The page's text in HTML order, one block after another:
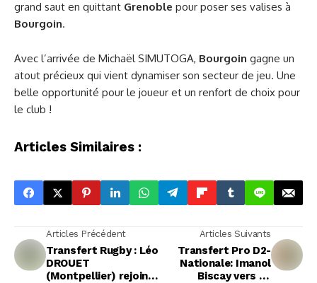
grand saut en quittant Grenoble pour poser ses valises à
Bourgoin.
Avec l’arrivée de Michaël SIMUTOGA, Bourgoin gagne un
atout précieux qui vient dynamiser son secteur de jeu. Une
belle opportunité pour le joueur et un renfort de choix pour
le club !
Articles Similaires :
Articles Précédent
Transfert Rugby : Léo
DROUET
(Montpellier) rejoint
Articles Suivants
Transfert Pro D2-
Nationale: Imanol
Biscay vers un